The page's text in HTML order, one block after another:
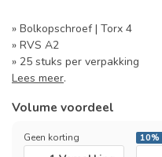
» Bolkopschroef | Torx 4
» RVS A2
» 25 stuks per verpakking
Lees meer.
Volume voordeel
Geen korting 10%